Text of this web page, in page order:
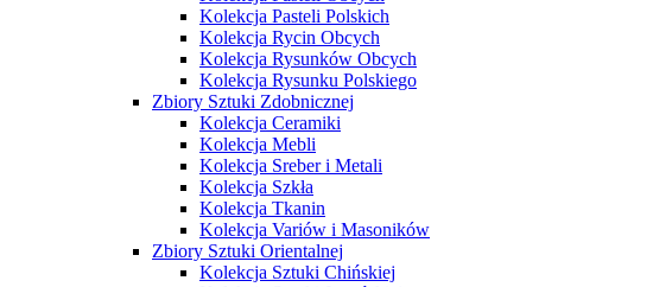
Kolekcja Pasteli Polskich
Kolekcja Rycin Obcych
Kolekcja Rysunków Obcych
Kolekcja Rysunku Polskiego
Zbiory Sztuki Zdobnicznej
Kolekcja Ceramiki
Kolekcja Mebli
Kolekcja Sreber i Metali
Kolekcja Szkła
Kolekcja Tkanin
Kolekcja Variów i Masoników
Zbiory Sztuki Orientalnej
Kolekcja Sztuki Chińskiej